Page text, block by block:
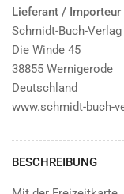
Lieferant / Importeur
Schmidt-Buch-Verlag
Die Winde 45
38855 Wernigerode
Deutschland
www.schmidt-buch-
BESCHREIBUNG